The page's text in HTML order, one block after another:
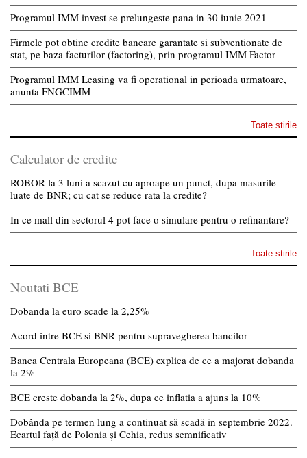
Programul IMM invest se prelungeste pana in 30 iunie 2021
Firmele pot obtine credite bancare garantate si subventionate de
stat, pe baza facturilor (factoring), prin programul IMM Factor
Programul IMM Leasing va fi operational in perioada urmatoare,
anunta FNGCIMM
Toate stirile
Calculator de credite
ROBOR la 3 luni a scazut cu aproape un punct, dupa masurile
luate de BNR; cu cat se reduce rata la credite?
In ce mall din sectorul 4 pot face o simulare pentru o refinantare?
Toate stirile
Noutati BCE
Dobanda la euro scade la 2,25%
Acord intre BCE si BNR pentru supravegherea bancilor
Banca Centrala Europeana (BCE) explica de ce a majorat dobanda
la 2%
BCE creste dobanda la 2%, dupa ce inflatia a ajuns la 10%
Dobânda pe termen lung a continuat să scadă in septembrie 2022.
Ecartul față de Polonia și Cehia, redus semnificativ